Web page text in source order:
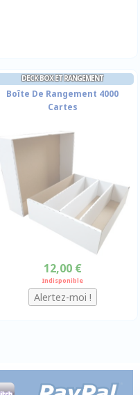
DECK BOX ET RANGEMENT
Boîte De Rangement 4000
Cartes
12,00 €
Indisponible